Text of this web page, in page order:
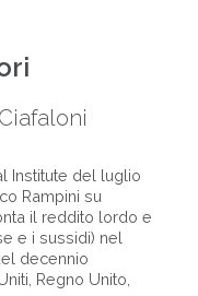
Institute del luglio
Rampini su
il reddito lordo e
e i sussidi) nel
decennio
Regno Unito,